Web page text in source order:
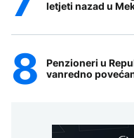
letjeti nazad u
Penzioneri u
vanredno